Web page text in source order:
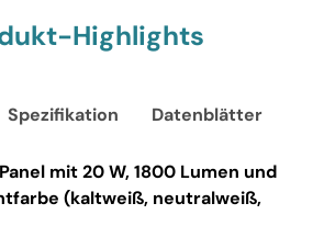
Highlights
Spezifikation Datenblätter
mit 20 W, 1800 Lumen und
(kaltweiß, neutralweiß,